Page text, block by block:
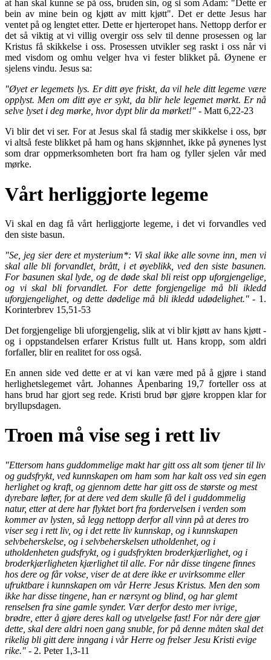
at han skal kunne se på oss, bruden sin, og si som Adam: "Dette er
bein av mine bein og kjøtt av mitt kjøtt". Det er dette Jesus har
ventet på og lengtet etter. Dette er hjerteropet hans. Nettopp derfor er
det så viktig at vi villig overgir oss selv til denne prosessen og lar
Kristus få skikkelse i oss. Prosessen utvikler seg raskt i oss når vi
med visdom og omhu velger hva vi fester blikket på. Øynene er
sjelens vindu. Jesus sa:
"Øyet er legemets lys. Er ditt øye friskt, da vil hele ditt legeme være
opplyst. Men om ditt øye er sykt, da blir hele legemet mørkt. Er nå
selve lyset i deg mørke, hvor dypt blir da mørket!" - Matt 6,22-23
Vi blir det vi ser. For at Jesus skal få stadig mer skikkelse i oss, bør
vi altså feste blikket på ham og hans skjønnhet, ikke på øynenes lyst
som drar oppmerksomheten bort fra ham og fyller sjelen vår med
mørke.
Vårt herliggjorte legeme
Vi skal en dag få vårt herliggjorte legeme, i det vi forvandles ved
den siste basun.
"Se, jeg sier dere et mysterium*: Vi skal ikke alle sovne inn, men vi
skal alle bli forvandlet, brått, i et øyeblikk, ved den siste basunen.
For basunen skal lyde, og de døde skal bli reist opp uforgjengelige,
og vi skal bli forvandlet. For dette forgjengelige må bli ikledd
uforgjengelighet, og dette dødelige må bli ikledd udødelighet."- 1.
Korinterbrev 15,51-53
Det forgjengelige bli uforgjengelig, slik at vi blir kjøtt av hans kjøtt -
og i oppstandelsen erfarer Kristus fullt ut. Hans kropp, som aldri
forfaller, blir en realitet for oss også.
En annen side ved dette er at vi kan være med på å gjøre i stand
herlighetslegemet vårt. Johannes Åpenbaring 19,7 forteller oss at
hans brud har gjort seg rede. Kristi brud bør gjøre kroppen klar for
bryllupsdagen.
Troen må vise seg i rett liv
"Ettersom hans guddommelige makt har gitt oss alt som tjener til liv
og gudsfrykt, ved kunnskapen om ham som har kalt oss ved sin egen
herlighet og kraft, og gjennom dette har gitt oss de største og mest
dyrebare løfter, for at dere ved dem skulle få del i guddommelig
natur, etter at dere har flyktet bort fra fordervelsen i verden som
kommer av lysten, så legg nettopp derfor all vinn på at deres tro
viser seg i rett liv, og i det rette liv kunnskap, og i kunnskapen
selvbeherskelse, og i selvbeherskelsen utholdenhet, og i
utholdenheten gudsfrykt, og i gudsfrykten broderkjærlighet, og i
broderkjærligheten kjærlighet til alle. For når disse tingene finnes
hos dere og får vokse, viser de at dere ikke er uvirksomme eller
ufruktbare i kunnskapen om vår Herre Jesus Kristus. Men den som
ikke har disse tingene, han er nærsynt og blind, og har glemt
renselsen fra sine gamle synder. Vær derfor desto mer ivrige,
brødre, etter å gjøre deres kall og utvelgelse fast! For når dere gjør
dette, skal dere aldri noen gang snuble, for på denne måten skal det
rikelig bli gitt dere inngang i vår Herre og frelser Jesu Kristi evige
rike." - 2. Peter 1,3-11